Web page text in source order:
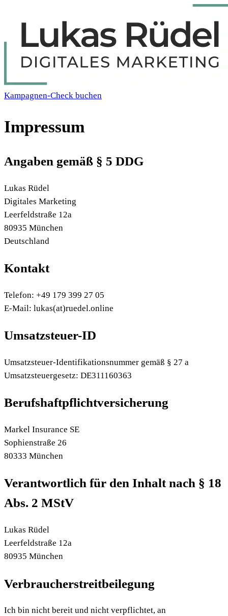
Kampagnen-Check buchen
Impressum
Angaben gemäß § 5 DDG
Lukas Rüdel
Digitales Marketing
Leerfeldstraße 12a
80935 München
Deutschland
Kontakt
Telefon: +49 179 399 27 05
E-Mail: lukas(at)ruedel.online
Umsatzsteuer-ID
Umsatzsteuer-Identifikationsnummer gemäß § 27 a
Umsatzsteuergesetz: DE311160363
Berufshaftpflichtversicherung
Markel Insurance SE
Sophienstraße 26
80333 München
Verantwortlich für den Inhalt nach § 18
Abs. 2 MStV
Lukas Rüdel
Leerfeldstraße 12a
80935 München
Verbraucherstreitbeilegung
Ich bin nicht bereit und nicht verpflichtet, an